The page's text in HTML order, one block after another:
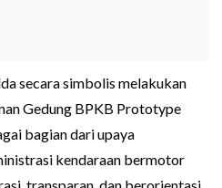
secara simbolis melakukan
Gedung BPKB Prototype
bagian dari upaya
kendaraan bermotor